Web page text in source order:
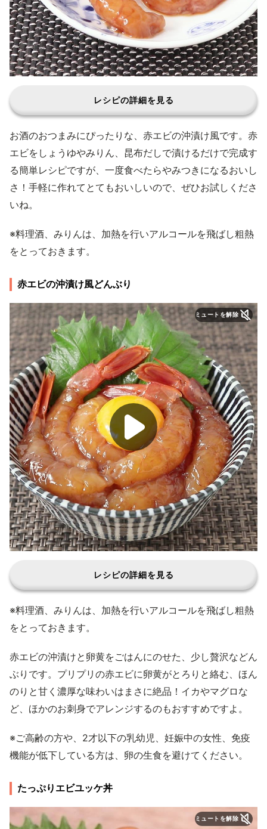
レシピの詳細を見る
お酒のおつまみにぴったりな、赤エビの沖漬け風です。赤
エビをしょうゆやみりん、昆布だしで漬けるだけで完成す
る簡単レシピですが、一度食べたらやみつきになるおいし
さ！手軽に作れてとてもおいしいので、ぜひお試しくださ
いね。
※料理酒、みりんは、加熱を行いアルコールを飛ばし粗熱
をとっておきます。
赤エビの沖漬け風どんぶり
ミュートを解除
レシピの詳細を見る
※料理酒、みりんは、加熱を行いアルコールを飛ばし粗熱
をとっておきます。
赤エビの沖漬けと卵黄をごはんにのせた、少し贅沢などん
ぶりです。プリプリの赤エビに卵黄がとろりと絡む、ほん
のりと甘く濃厚な味わいはまさに絶品！イカやマグロな
ど、ほかのお刺身でアレンジするのもおすすめですよ。
※ご高齢の方や、2才以下の乳幼児、妊娠中の女性、免疫
機能が低下している方は、卵の生食を避けてください。
たっぷりエビユッケ丼
ミュートを解除